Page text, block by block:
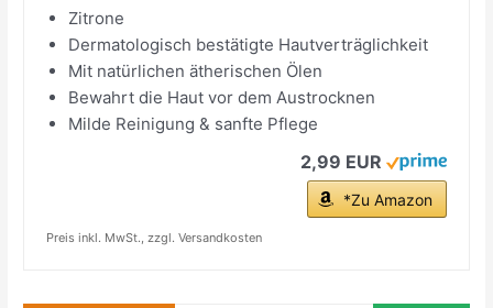
Zitrone
Dermatologisch bestätigte Hautverträglichkeit
Mit natürlichen ätherischen Ölen
Bewahrt die Haut vor dem Austrocknen
Milde Reinigung & sanfte Pflege
2,99 EUR
*Zu Amazon
Preis inkl. MwSt., zzgl. Versandkosten